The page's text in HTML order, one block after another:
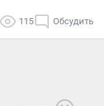
115 Обсудить